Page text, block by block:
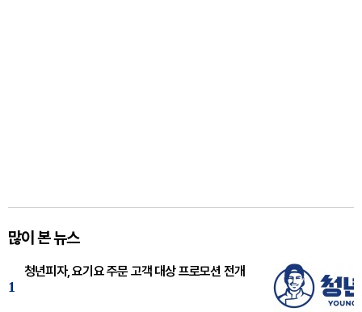
많이 본 뉴스
1
청년피자, 요기요 주문 고객 대상 프로모션 전개